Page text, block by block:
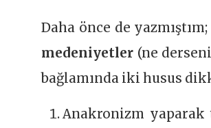
Daha önce de
medeniyetler (ne
bağlamında iki husus
Anakronizm yaparak